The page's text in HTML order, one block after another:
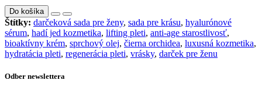
Do košíka
Štítky: darčeková sada pre ženy, sada pre krásu, hyalurónové
sérum, hadí jed kozmetika, lifting pleti, anti-age starostlivosť,
bioaktívny krém, sprchový olej, čierna orchidea, luxusná kozmetika,
hydratácia pleti, regenerácia pleti, vrásky, darček pre ženu
Odber newslettera